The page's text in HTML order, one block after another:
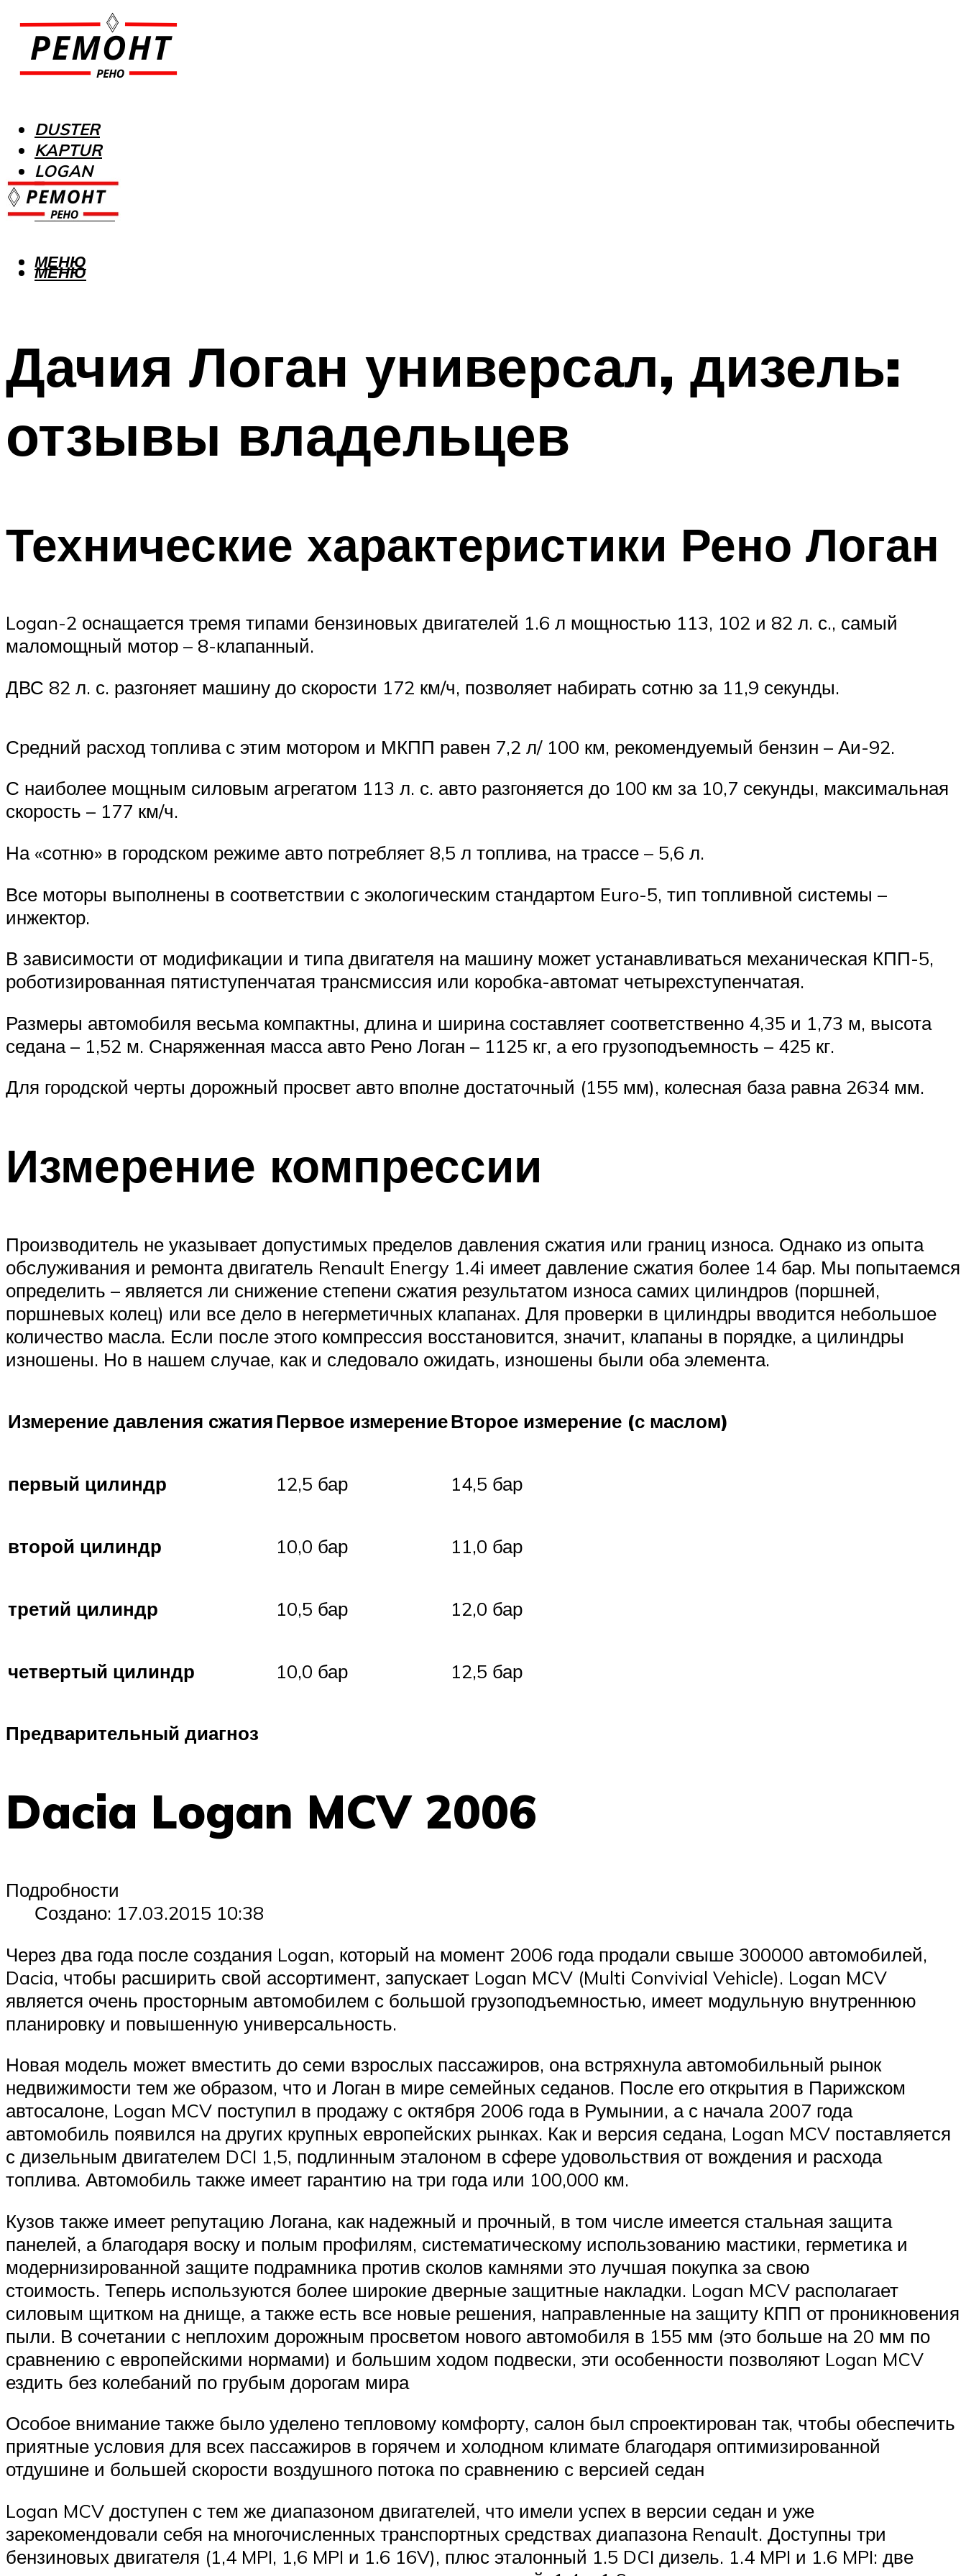
DUSTER
KAPTUR
LOGAN
MEGANE
SANDERO
МЕНЮ
МЕНЮ
Дачия Логан универсал, дизель:
отзывы владельцев
Технические характеристики Рено Логан
Logan-2 оснащается тремя типами бензиновых двигателей 1.6 л мощностью 113, 102 и 82 л. с., самый
маломощный мотор – 8-клапанный.
ДВС 82 л. с. разгоняет машину до скорости 172 км/ч, позволяет набирать сотню за 11,9 секунды.
Средний расход топлива с этим мотором и МКПП равен 7,2 л/ 100 км, рекомендуемый бензин – Аи-92.
С наиболее мощным силовым агрегатом 113 л. с. авто разгоняется до 100 км за 10,7 секунды, максимальная
скорость – 177 км/ч.
На «сотню» в городском режиме авто потребляет 8,5 л топлива, на трассе – 5,6 л.
Все моторы выполнены в соответствии с экологическим стандартом Euro-5, тип топливной системы –
инжектор.
В зависимости от модификации и типа двигателя на машину может устанавливаться механическая КПП-5,
роботизированная пятиступенчатая трансмиссия или коробка-автомат четырехступенчатая.
Размеры автомобиля весьма компактны, длина и ширина составляет соответственно 4,35 и 1,73 м, высота
седана – 1,52 м. Снаряженная масса авто Рено Логан – 1125 кг, а его грузоподъемность – 425 кг.
Для городской черты дорожный просвет авто вполне достаточный (155 мм), колесная база равна 2634 мм.
Измерение компрессии
Производитель не указывает допустимых пределов давления сжатия или границ износа. Однако из опыта
обслуживания и ремонта двигатель Renault Energy 1.4i имеет давление сжатия более 14 бар. Мы попытаемся
определить – является ли снижение степени сжатия результатом износа самих цилиндров (поршней,
поршневых колец) или все дело в негерметичных клапанах. Для проверки в цилиндры вводится небольшое
количество масла. Если после этого компрессия восстановится, значит, клапаны в порядке, а цилиндры
изношены. Но в нашем случае, как и следовало ожидать, изношены были оба элемента.
Измерение давления сжатияПервое измерениеВторое измерение (с маслом)
первый цилиндр 12,5 бар 14,5 бар
второй цилиндр 10,0 бар 11,0 бар
третий цилиндр 10,5 бар 12,0 бар
четвертый цилиндр 10,0 бар 12,5 бар
Предварительный диагноз
Dacia Logan MCV 2006
Подробности
Создано: 17.03.2015 10:38
Через два года после создания Logan, который на момент 2006 года продали свыше 300000 автомобилей,
Dacia, чтобы расширить свой ассортимент, запускает Logan MCV (Multi Convivial Vehicle). Logan MCV
является очень просторным автомобилем с большой грузоподъемностью, имеет модульную внутреннюю
планировку и повышенную универсальность.
Новая модель может вместить до семи взрослых пассажиров, она встряхнула автомобильный рынок
недвижимости тем же образом, что и Логан в мире семейных седанов. После его открытия в Парижском
автосалоне, Logan MCV поступил в продажу с октября 2006 года в Румынии, а с начала 2007 года
автомобиль появился на других крупных европейских рынках. Как и версия седана, Logan MCV поставляется
с дизельным двигателем DCI 1,5, подлинным эталоном в сфере удовольствия от вождения и расхода
топлива. Автомобиль также имеет гарантию на три года или 100,000 км.
Кузов также имеет репутацию Логана, как надежный и прочный, в том числе имеется стальная защита
панелей, а благодаря воску и полым профилям, систематическому использованию мастики, герметика и
модернизированной защите подрамника против сколов камнями это лучшая покупка за свою
стоимость. Теперь используются более широкие дверные защитные накладки. Logan MCV располагает
силовым щитком на днище, а также есть все новые решения, направленные на защиту КПП от проникновения
пыли. В сочетании с неплохим дорожным просветом нового автомобиля в 155 мм (это больше на 20 мм по
сравнению с европейскими нормами) и большим ходом подвески, эти особенности позволяют Logan MCV
ездить без колебаний по грубым дорогам мира
Особое внимание также было уделено тепловому комфорту, салон был спроектирован так, чтобы обеспечить
приятные условия для всех пассажиров в горячем и холодном климате благодаря оптимизированной
отдушине и большей скорости воздушного потока по сравнению с версией седан
Logan MCV доступен с тем же диапазоном двигателей, что имели успех в версии седан и уже
зарекомендовали себя на многочисленных транспортных средствах диапазона Renault. Доступны три
бензиновых двигателя (1,4 MPI, 1,6 MPI и 1.6 16V), плюс эталонный 1.5 DCI дизель. 1.4 MPI и 1.6 MPI: две